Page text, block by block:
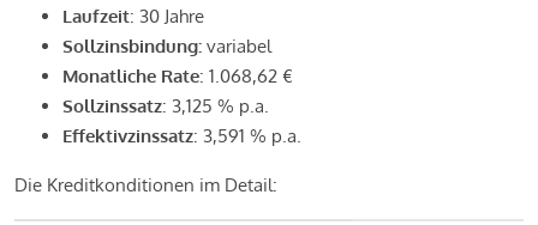
Laufzeit: 30 Jahre
Sollzinsbindung: variabel
Monatliche Rate: 1.068,62 €
Sollzinssatz: 3,125 % p.a.
Effektivzinssatz: 3,591 % p.a.
Die Kreditkonditionen im Detail: